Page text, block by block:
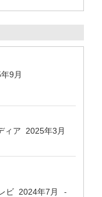
9月
ィア 2025年3月
ビ 2024年7月 -